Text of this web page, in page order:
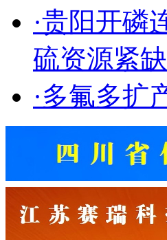
·贵阳开磷
硫资源紧
·多氟多扩